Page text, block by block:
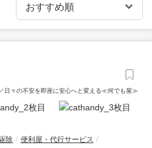
日々の不安を即座に安心へと変える≪何でも屋≫
除
便利屋・代行サービス